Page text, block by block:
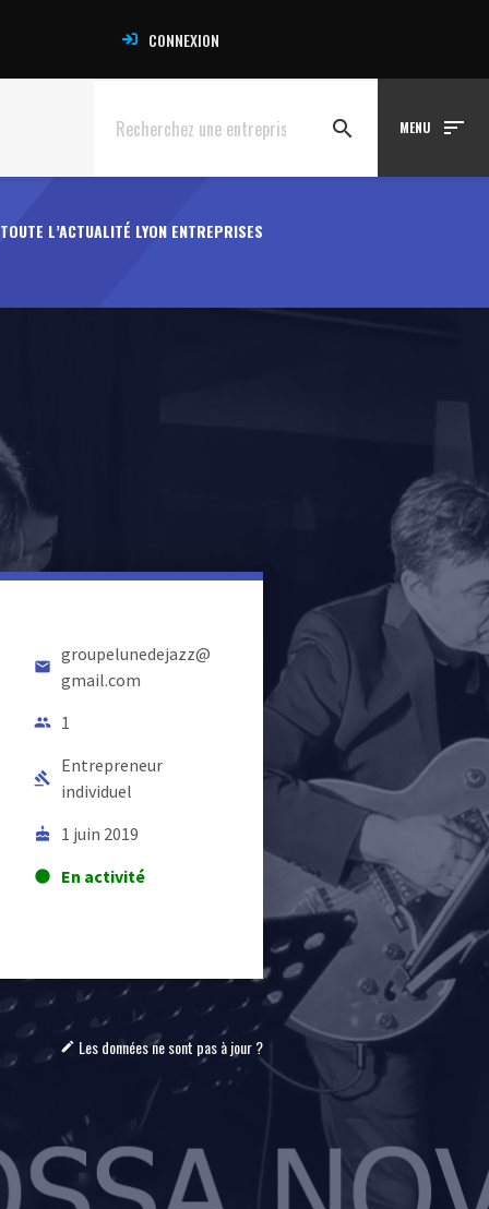
CONNEXION
search MENU sort
TOUTE L’ACTUALITÉ LYON ENTREPRISES
email
groupelunedejazz@
gmail.com
people 1
gavel
Entrepreneur
individuel
cake 1 juin 2019
lens En activité
mode_edit Les données ne sont pas à jour ?